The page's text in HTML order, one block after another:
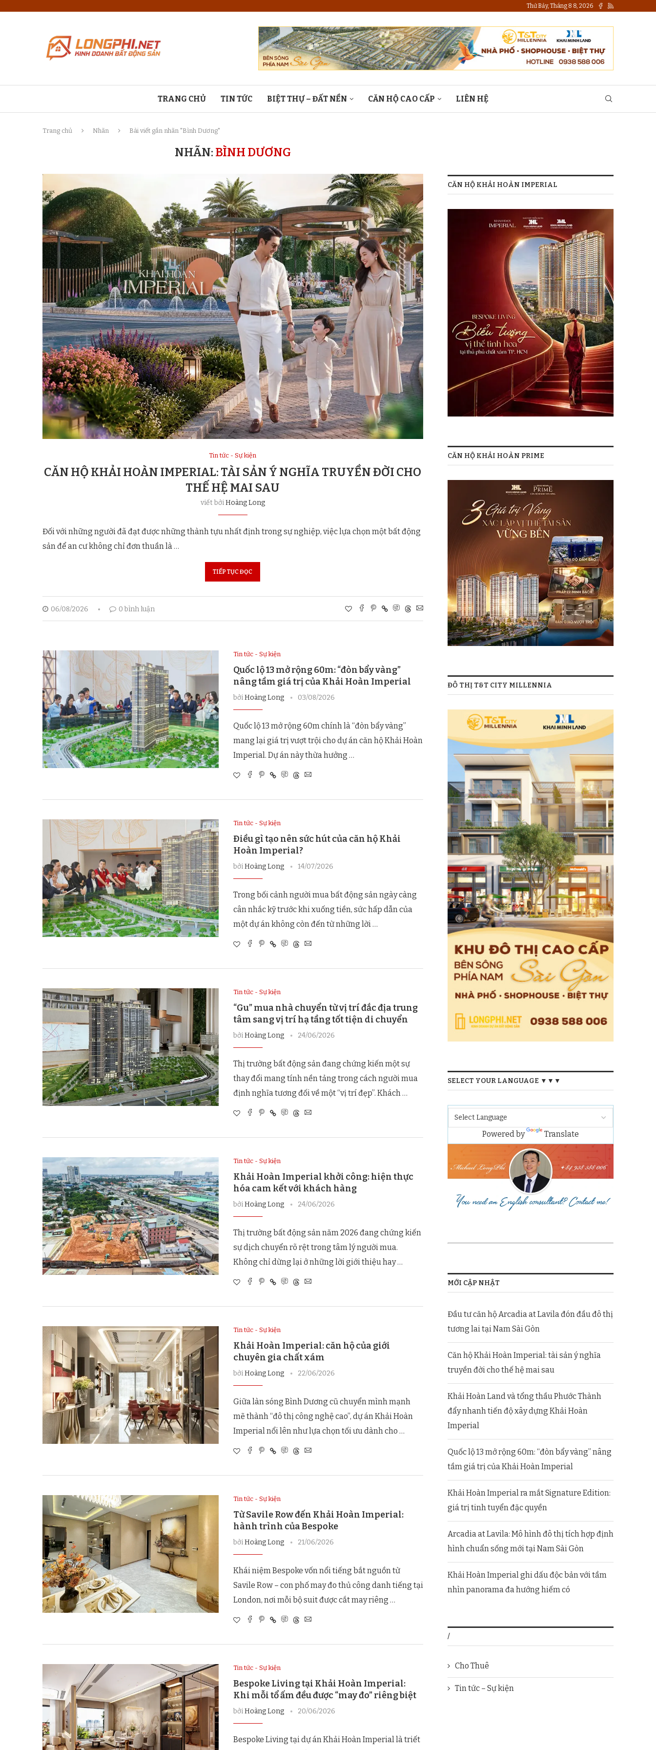
Thứ Bảy, Tháng 8 8, 2026
TRANG CHỦ TIN TỨC BIỆT THỰ – ĐẤT NỀN CĂN HỘ CAO CẤP LIÊN HỆ
Trang chủ Nhãn Bài viết gắn nhãn "Bình Dương"
NHÃN: BÌNH DƯƠNG
Tin tức - Sự kiện
CĂN HỘ KHẢI HOÀN IMPERIAL: TÀI SẢN Ý NGHĨA TRUYỀN ĐỜI CHO
THẾ HỆ MAI SAU
viết bởiHoàng Long
Đối với những người đã đạt được những thành tựu nhất định trong sự nghiệp, việc lựa chọn một bất động
sản để an cư không chỉ đơn thuần là …
TIẾP TỤC ĐỌC
06/08/2026 0 bình luận
Tin tức - Sự kiện
Quốc lộ 13 mở rộng 60m: “đòn bẩy vàng”
nâng tầm giá trị của Khải Hoàn Imperial
bởiHoàng Long 03/08/2026
Quốc lộ 13 mở rộng 60m chính là “đòn bẩy vàng”
mang lại giá trị vượt trội cho dự án căn hộ Khải Hoàn
Imperial. Dự án này thừa hưởng …
Tin tức - Sự kiện
Điều gì tạo nên sức hút của căn hộ Khải
Hoàn Imperial?
bởiHoàng Long 14/07/2026
Trong bối cảnh người mua bất động sản ngày càng
cân nhắc kỹ trước khi xuống tiền, sức hấp dẫn của
một dự án không còn đến từ những lời …
Tin tức - Sự kiện
“Gu” mua nhà chuyển từ vị trí đắc địa trung
tâm sang vị trí hạ tầng tốt tiện di chuyển
bởiHoàng Long 24/06/2026
Thị trường bất động sản đang chứng kiến một sự
thay đổi mang tính nền tảng trong cách người mua
định nghĩa tương đối về một “vị trí đẹp”. Khách …
Tin tức - Sự kiện
Khải Hoàn Imperial khởi công: hiện thực
hóa cam kết với khách hàng
bởiHoàng Long 24/06/2026
Thị trường bất động sản năm 2026 đang chứng kiến
sự dịch chuyển rõ rệt trong tâm lý người mua.
Không chỉ dừng lại ở những lời giới thiệu hay …
Tin tức - Sự kiện
Khải Hoàn Imperial: căn hộ của giới
chuyên gia chất xám
bởiHoàng Long 22/06/2026
Giữa làn sóng Bình Dương cũ chuyển mình mạnh
mẽ thành “đô thị công nghệ cao”, dự án Khải Hoàn
Imperial nổi lên như lựa chọn tối ưu dành cho …
Tin tức - Sự kiện
Từ Savile Row đến Khải Hoàn Imperial:
hành trình của Bespoke
bởiHoàng Long 21/06/2026
Khái niệm Bespoke vốn nổi tiếng bắt nguồn từ
Savile Row – con phố may đo thủ công danh tiếng tại
London, nơi mỗi bộ suit được cắt may riêng …
Tin tức - Sự kiện
Bespoke Living tại Khải Hoàn Imperial:
Khi mỗi tổ ấm đều được “may đo” riêng biệt
bởiHoàng Long 20/06/2026
Bespoke Living tại dự án Khải Hoàn Imperial là triết
CĂN HỘ KHẢI HOÀN IMPERIAL
CĂN HỘ KHẢI HOÀN PRIME
ĐÔ THỊ T&T CITY MILLENNIA
SELECT YOUR LANGUAGE ▼▼▼
Powered by Translate
MỚI CẬP NHẬT
Đầu tư căn hộ Arcadia at Lavila đón đầu đô thị
tương lai tại Nam Sài Gòn
Căn hộ Khải Hoàn Imperial: tài sản ý nghĩa
truyền đời cho thế hệ mai sau
Khải Hoàn Land và tổng thầu Phước Thành
đẩy nhanh tiến độ xây dựng Khải Hoàn
Imperial
Quốc lộ 13 mở rộng 60m: “đòn bẩy vàng” nâng
tầm giá trị của Khải Hoàn Imperial
Khải Hoàn Imperial ra mắt Signature Edition:
giá trị tinh tuyển đặc quyền
Arcadia at Lavila: Mô hình đô thị tích hợp định
hình chuẩn sống mới tại Nam Sài Gòn
Khải Hoàn Imperial ghi dấu độc bản với tầm
nhìn panorama đa hướng hiếm có
/
Cho Thuê
Tin tức – Sự kiện